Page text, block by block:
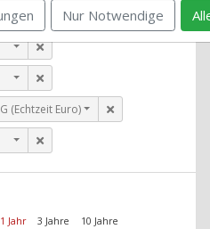
(Echtzeit Euro)
1 Jahr 3 Jahre 10 Jahre
Nur Notwendige